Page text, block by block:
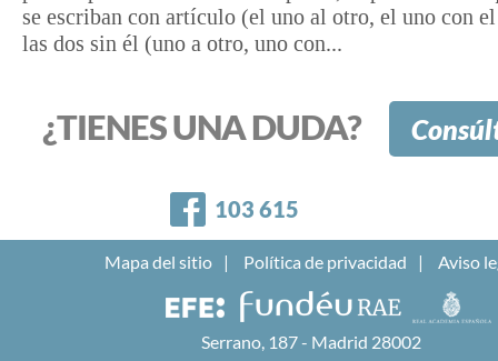
se escriban con artículo (el uno al otro, el uno con
las dos sin él (uno a otro, uno con...
¿TIENES UNA DUDA?
Facebook
103 615
Mapa del sitio Política de privacidad Aviso
Serrano, 187 - Madrid 28002